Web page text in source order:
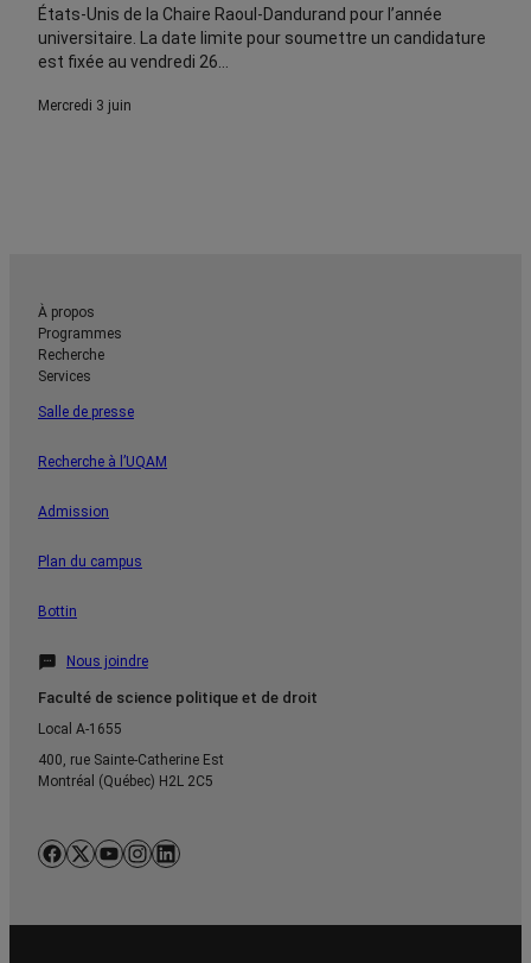
États-Unis de la Chaire Raoul-Dandurand pour l’année
universitaire. La date limite pour soumettre un candidature
est fixée au vendredi 26…
mercredi 3 juin
À propos
Programmes
Recherche
Services
Salle de presse
Recherche à l’UQAM
Admission
Plan du campus
Bottin
Nous joindre
Faculté de science politique et de droit
Local A-1655
400, rue Sainte-Catherine Est
Montréal (Québec) H2L 2C5
Facebook
X YouTube
Instagram
LinkedIn